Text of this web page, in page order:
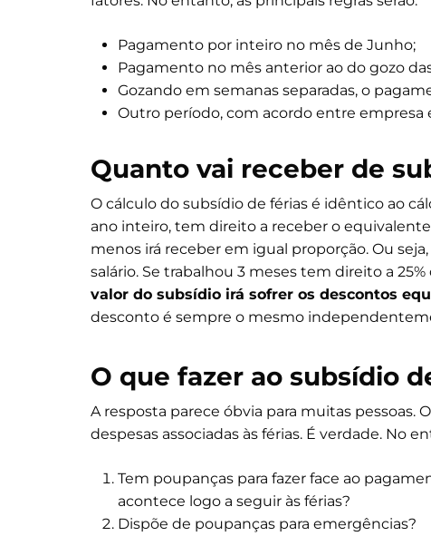
Pagamento por inteiro no mês de Junho;
Pagamento no mês anterior ao do gozo
Gozando em semanas separadas, o
Outro período, com acordo entre empresa
Quanto vai receber de
O cálculo do subsídio de férias é idêntico ao
ano inteiro, tem direito a receber o
menos irá receber em igual proporção. Ou
salário. Se trabalhou 3 meses tem direito a
valor do subsídio irá sofrer os descontos
desconto é sempre o mesmo
O que fazer ao subsídio
A resposta parece óbvia para muitas pessoas.
despesas associadas às férias. É verdade. No
Tem poupanças para fazer face ao
acontece logo a seguir às férias?
Dispõe de poupanças para emergências?